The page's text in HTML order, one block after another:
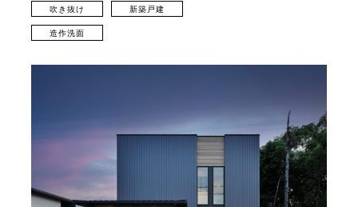
吹き抜け 新築戸建
造作洗面